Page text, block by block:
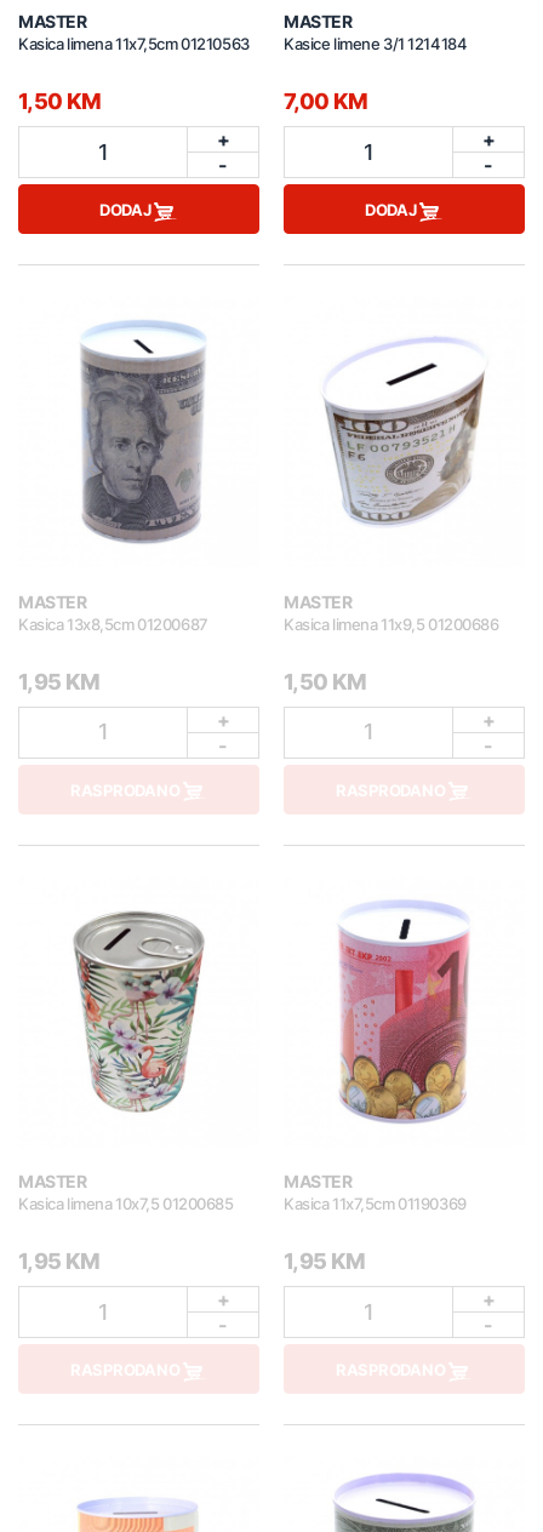
MASTER
Kasica limena 11x7,5cm 01210563
1,50 KM
1
+
-
DODAJ
MASTER
Kasice limene 3/1 1214184
7,00 KM
1
+
-
DODAJ
MASTER
Kasica 13x8,5cm 01200687
1,95 KM
1
+
-
RASPRODANO
MASTER
Kasica limena 11x9,5 01200686
1,50 KM
1
+
-
RASPRODANO
MASTER
Kasica limena 10x7,5 01200685
1,95 KM
1
+
-
RASPRODANO
MASTER
Kasica 11x7,5cm 01190369
1,95 KM
1
+
-
RASPRODANO